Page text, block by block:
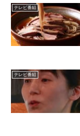
テレビ番組
テレビ番組